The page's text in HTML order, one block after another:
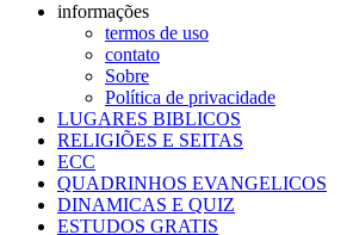
informações
termos de uso
contato
Sobre
Política de privacidade
LUGARES BIBLICOS
RELIGIÕES E SEITAS
ECC
QUADRINHOS EVANGELICOS
DINAMICAS E QUIZ
ESTUDOS GRATIS